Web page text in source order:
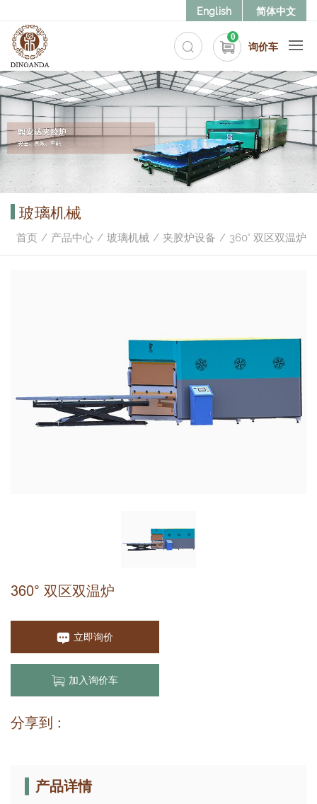
English 简体中文
0
询价车
玻璃机械
首页 产品中心 玻璃机械 夹胶炉设备 360° 双区双温炉
360° 双区双温炉
立即询价
加入询价车
分享到 :
产品详情